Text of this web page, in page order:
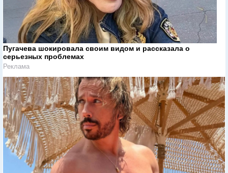
Пугачева шокировала своим видом и рассказала о
серьезных проблемах
Реклама